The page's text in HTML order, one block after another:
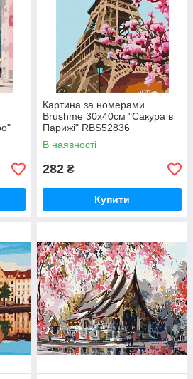
Картина за номерами
Brushme 30x40см "Сакура в
Парижі" RBS52836
В наявності
282 ₴
Купити